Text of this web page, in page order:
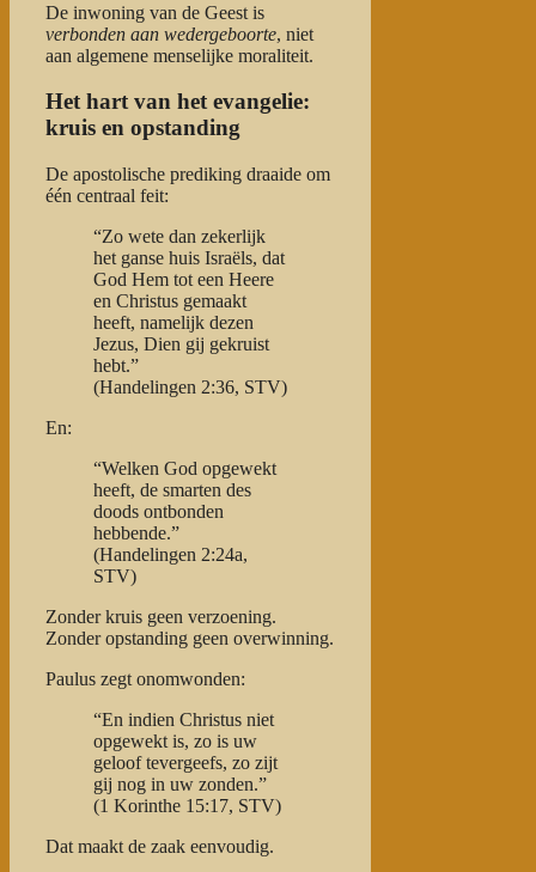
De inwoning van de Geest is
verbonden aan wedergeboorte, niet
aan algemene menselijke moraliteit.
Het hart van het evangelie:
kruis en opstanding
De apostolische prediking draaide om
één centraal feit:
“Zo wete dan zekerlijk
het ganse huis Israëls, dat
God Hem tot een Heere
en Christus gemaakt
heeft, namelijk dezen
Jezus, Dien gij gekruist
hebt.”
(Handelingen 2:36, STV)
En:
“Welken God opgewekt
heeft, de smarten des
doods ontbonden
hebbende.”
(Handelingen 2:24a,
STV)
Zonder kruis geen verzoening.
Zonder opstanding geen overwinning.
Paulus zegt onomwonden:
“En indien Christus niet
opgewekt is, zo is uw
geloof tevergeefs, zo zijt
gij nog in uw zonden.”
(1 Korinthe 15:17, STV)
Dat maakt de zaak eenvoudig.